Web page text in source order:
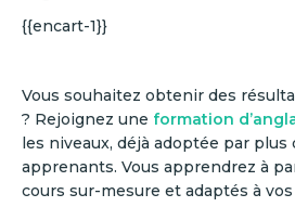
{{encart-1}}
Vous souhaitez obtenir des
? Rejoignez une formation
les niveaux, déjà adoptée par plus
apprenants. Vous apprendrez à
cours sur-mesure et adaptés à